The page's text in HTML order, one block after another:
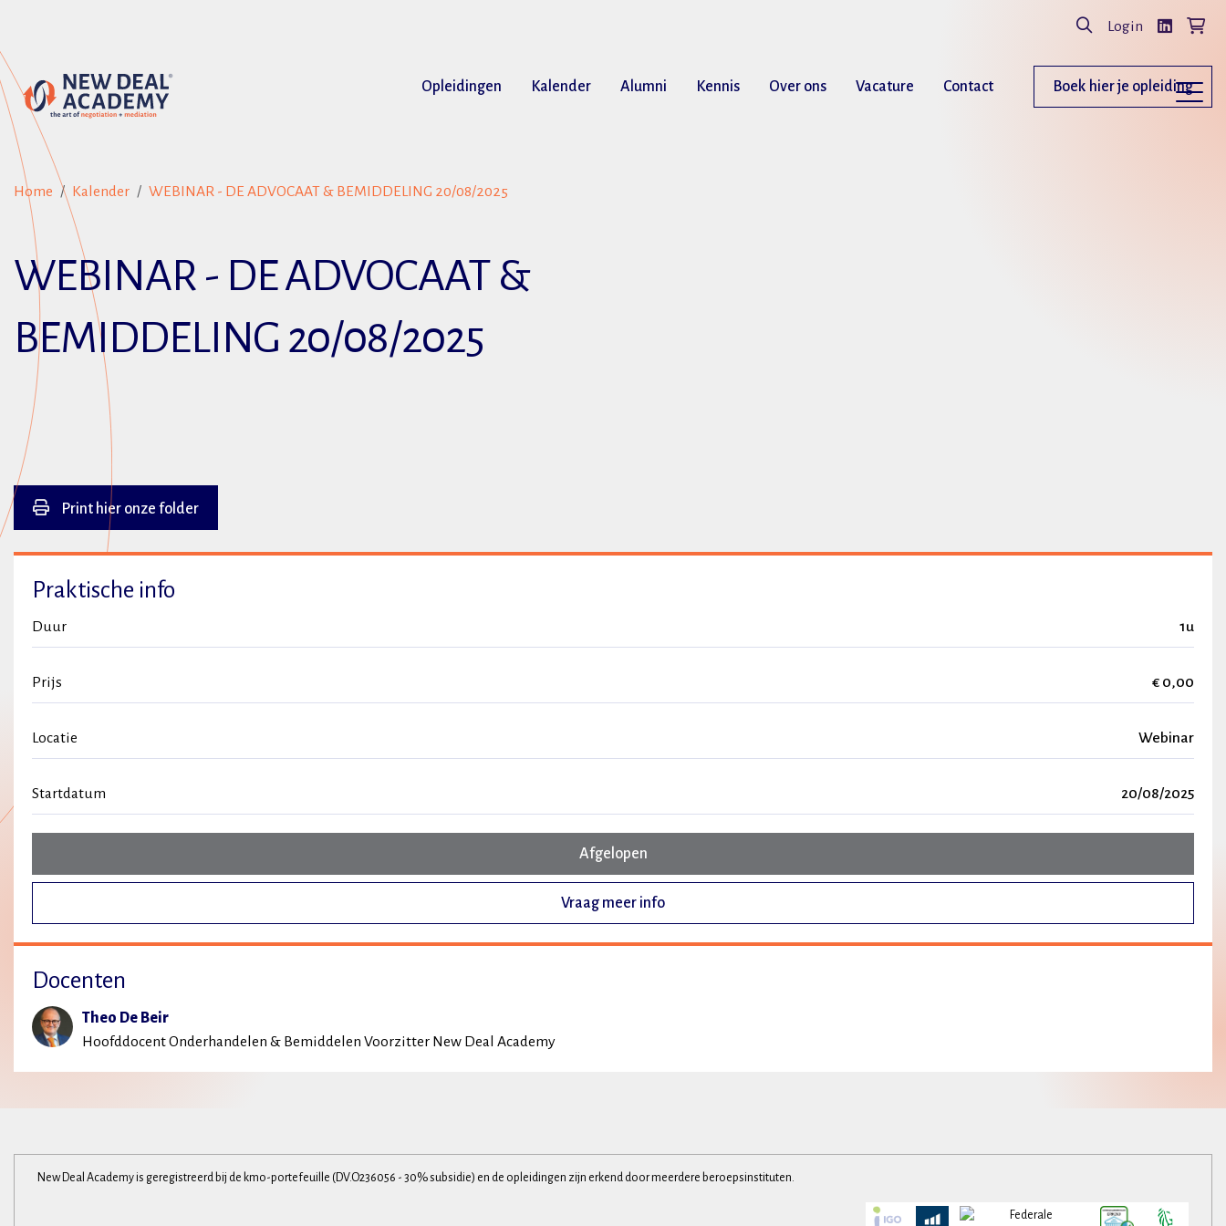
Login
Opleidingen Kalender Alumni Kennis Over ons Vacature Contact Boek hier je opleiding
Home Kalender WEBINAR - DE ADVOCAAT & BEMIDDELING 20/08/2025
WEBINAR - DE ADVOCAAT &
BEMIDDELING 20/08/2025
Print hier onze folder
Praktische info
Duur 1u
Prijs € 0,00
Locatie Webinar
Startdatum 20/08/2025
Afgelopen
Vraag meer info
Docenten
Theo De Beir
Hoofddocent Onderhandelen & Bemiddelen Voorzitter New Deal Academy
New Deal Academy is geregistreerd bij de kmo-portefeuille (DV.O236056 - 30% subsidie) en de opleidingen zijn erkend door meerdere beroepsinstituten.